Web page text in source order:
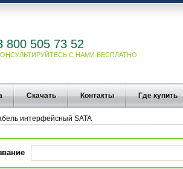
800 505 73 52
С НАМИ БЕСПЛАТНО
Скачать Контакты Где купить
интерфейсный SATA